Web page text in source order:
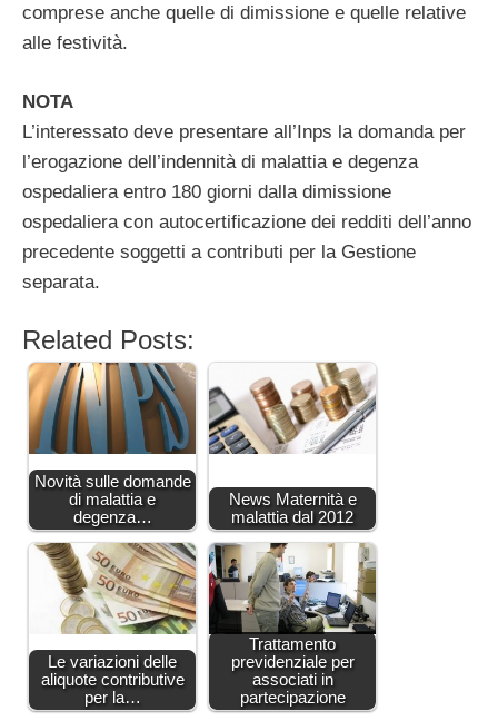
comprese anche quelle di dimissione e quelle relative
alle festività.
NOTA
L’interessato deve presentare all’Inps la domanda per
l’erogazione dell’indennità di malattia e degenza
ospedaliera entro 180 giorni dalla dimissione
ospedaliera con autocertificazione dei redditi dell’anno
precedente soggetti a contributi per la Gestione
separata.
Related Posts:
Novità sulle domande
di malattia e
degenza…
News Maternità e
malattia dal 2012
Le variazioni delle
aliquote contributive
per la…
Trattamento
previdenziale per
associati in
partecipazione